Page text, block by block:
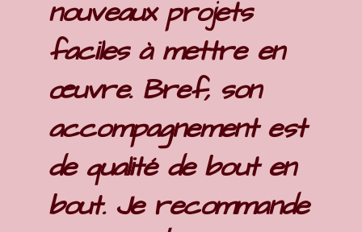
nouveaux projets
faciles à mettre en
œuvre. Bref, son
accompagnement est
de qualité de bout en
bout. Je recommande